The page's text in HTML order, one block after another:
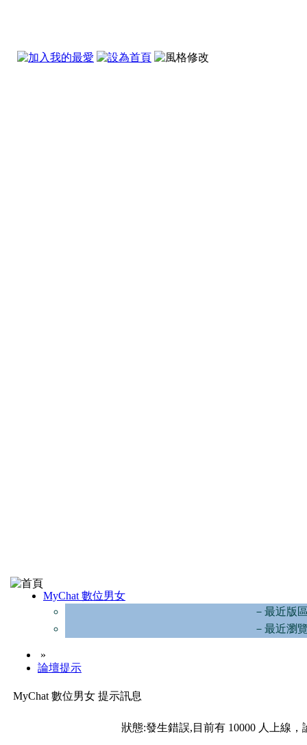
MyChat 數位男女
－最近版
－最近瀏
»
論壇提示
MyChat 數位男女 提示訊息
狀態:發生錯誤,目前有 10000 人上線